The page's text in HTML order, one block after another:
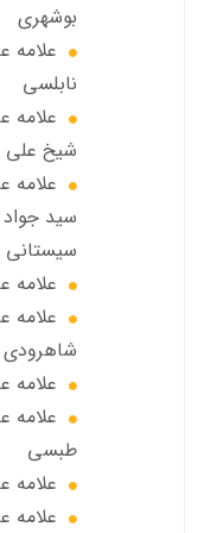
بوشهری
علامه
نابلسي
علامه
شیخ علی
علامه
سید جواد
سیستانی
علامه
علامه
شاهرودی
علامه
علامه
طبسي
علامه
علامه